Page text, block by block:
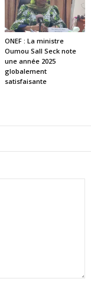
ONEF : La ministre
Oumou Sall Seck note
une année 2025
globalement
satisfaisante